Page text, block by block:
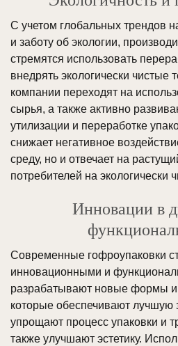
С учетом глобальных трендов
и заботу об экологии,
стремятся использовать
внедрять экологически чистые
компании переходят на
сырья, а также активно
утилизации и переработке
снижает негативное
среду, но и отвечает на
потребителей на экологически
Инновации в
Современные гофроупаковки
инновационными и
разрабатывают новые формы и
которые обеспечивают лучшую
упрощают процесс упаковки и
также улучшают эстетику.